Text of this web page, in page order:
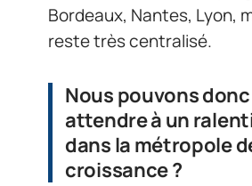
Bordeaux, Nantes, Lyon,
reste très centralisé.
Nous pouvons
attendre à un
dans la métropole
croissance ?